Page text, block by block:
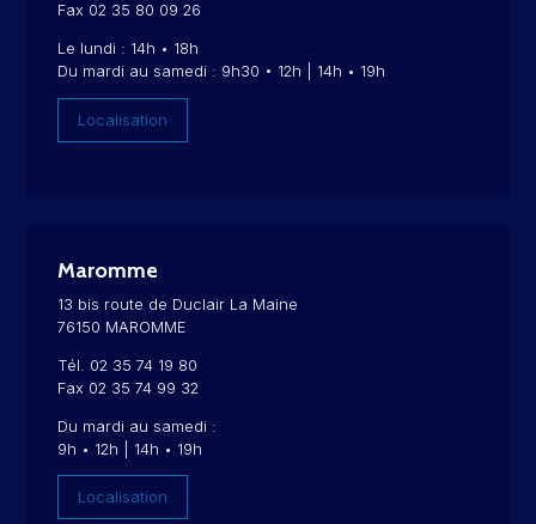
Fax 02 35 80 09 26
Le lundi : 14h • 18h
Du mardi au samedi : 9h30 • 12h | 14h • 19h
Localisation
Maromme
13 bis route de Duclair La Maine
76150 MAROMME
Tél. 02 35 74 19 80
Fax 02 35 74 99 32
Du mardi au samedi :
9h • 12h | 14h • 19h
Localisation